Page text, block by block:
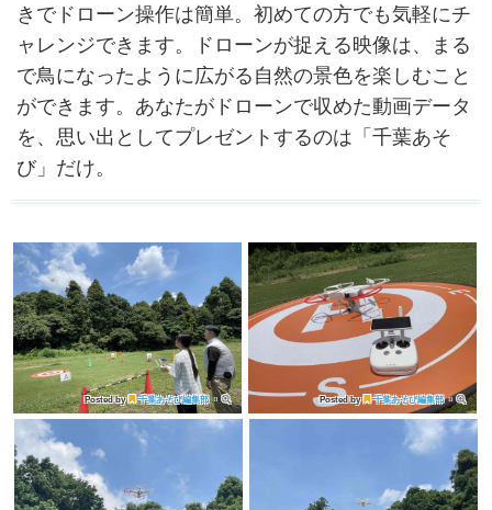
きでドローン操作は簡単。初めての方でも気軽にチ
ャレンジできます。ドローンが捉える映像は、まる
で鳥になったように広がる自然の景色を楽しむこと
ができます。あなたがドローンで収めた動画データ
を、思い出としてプレゼントするのは「千葉あそ
び」だけ。
Posted by 千葉あそび編集部・ Posted by 千葉あそび編集部・